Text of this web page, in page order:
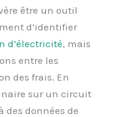
être un outil
d’identifier
d’électricité, mais
entre les
des frais. En
sur un circuit
des données de